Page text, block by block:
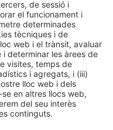
CC1.3
els conceptes de
professionals i els
el medi ambient i la